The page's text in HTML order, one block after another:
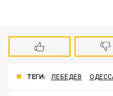
ТЕГИ: ЛЕБЕДЕВ